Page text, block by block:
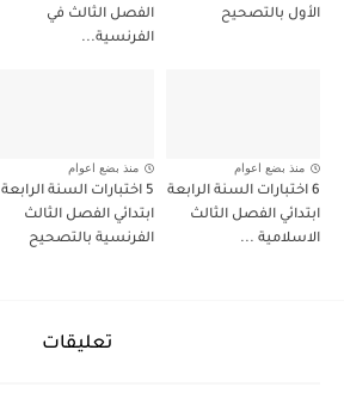
الأول بالتصحيح
الفصل الثالث في
الفرنسية...
منذ بضع اعوام
6 اختبارات السنة الرابعة
ابتدائي الفصل الثالث
الاسلامية ...
منذ بضع اعوام
5 اختبارات السنة الرابعة
ابتدائي الفصل الثالث
الفرنسية بالتصحيح
تعليقات